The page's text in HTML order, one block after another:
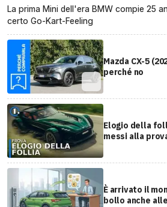
La prima Mini dell'era BMW compie 25
certo Go-Kart-Feeling
Mazda CX-5
perché no
Elogio della
messi alla
È arrivato il
bollo anche